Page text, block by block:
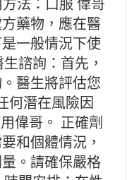
法：口服 偉哥
方藥物，應在醫
一般情況下使
諮詢：首先，
醫生將評估您
何潛在風險因
偉哥。 正確劑
和個體情況，
。請確保嚴格